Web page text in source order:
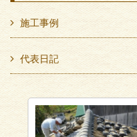
施工事例
代表日記